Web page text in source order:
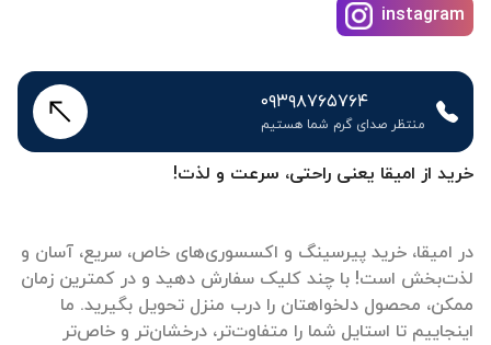
خرید از امیقا یعنی راحتی، سرعت و لذت!
در امیقا، خرید پیرسینگ و اکسسوری‌های خاص، سریع، آسان و
لذت‌بخش است! با چند کلیک سفارش دهید و در کمترین زمان
ممکن، محصول دلخواهتان را درب منزل تحویل بگیرید. ما
اینجاییم تا استایل شما را متفاوت‌تر، درخشان‌تر و خاص‌تر
instagram
۰۹۳۹۸۷۶۵۷۶۴
منتظر صدای گرم شما هستیم